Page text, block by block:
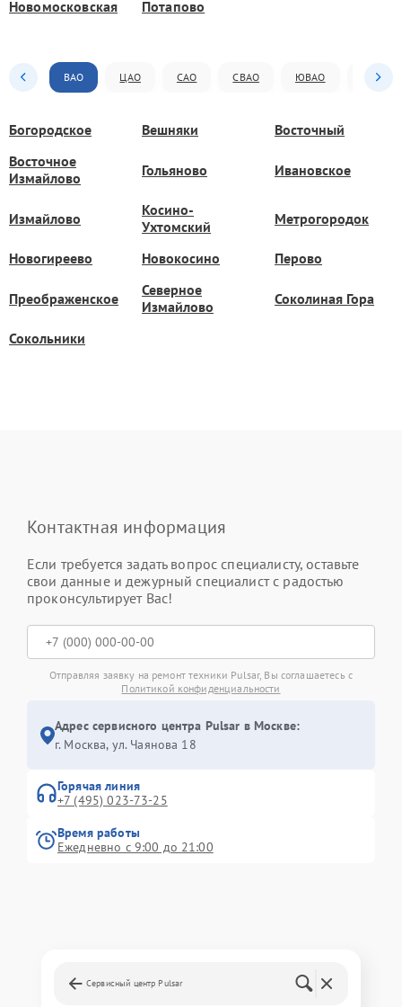
Новомосковская Потапово
ВАО ЦАО САО СВАО ЮВАО ЮАО
Богородское Вешняки
Восточный
Восточное
Измайлово
Гольяново Ивановское
Измайлово
Косино-
Ухтомский
Метрогородок
Новогиреево Новокосино Перово
Преображенское
Северное
Измайлово
Соколиная Гора
Сокольники
Контактная информация
Если требуется задать вопрос специалисту, оставьте
свои данные и дежурный специалист с радостью
проконсультирует Вас!
Отправляя заявку на ремонт техники Pulsar, Вы соглашаетесь с
Политикой конфиденциальности
Адрес сервисного центра Pulsar в Москве:
г. Москва, ул. Чаянова 18
Горячая линия
+7 (495) 023-73-25
Время работы
Ежедневно с 9:00 до 21:00
Сервисный центр Pulsar